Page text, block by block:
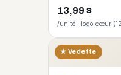
13,99 $
/unité · logo cœur
★ Vedette